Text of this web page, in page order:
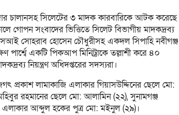
চালানসহ সিলেটের ৩ মাদক কারবারিকে আটক করেছে
গোপন সংবাদের ভিত্তিতে সিলেট বিভাগীয় মাদকদ্রব্য
সোহরাব হোসেন চৌধুরীসহ একদল সিপাহি নবীগঞ্জ
একটি পিকআপ মিনিট্রাকে তল্লাশী করে ৪০
নিয়ন্ত্রণ অধিদপ্তরের সদস্যরা।
প্রকাশ লামাকাজি এলাকার গিয়াসউদ্দিনের ছেলে মো:
রহমানের ছেলে মো: আলামিন (২২), সুনামগঞ্জ
এলাকার আব্দুল হকের পুত্র মো: মইনুল (২৯)।